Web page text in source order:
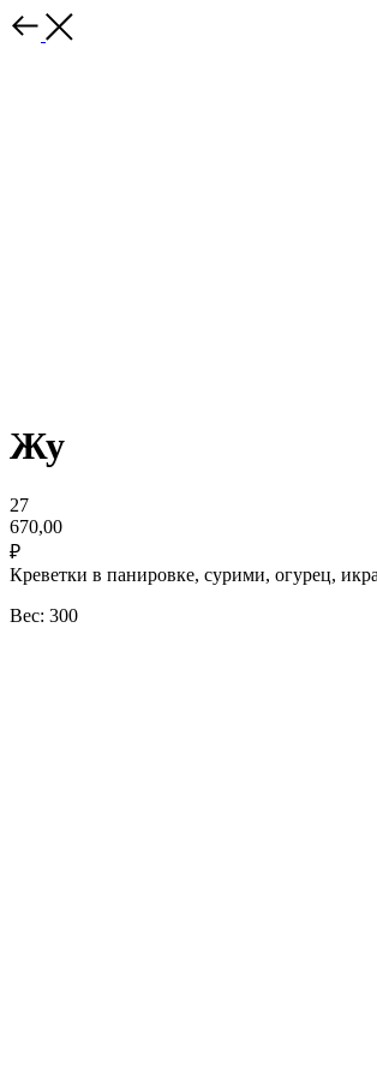
Жу
27
670,00
₽
Креветки в панировке, сурими, огурец,
Вес: 300